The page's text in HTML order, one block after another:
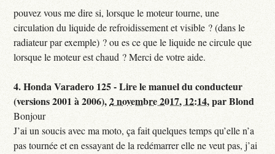
pouvez vous me dire si, lorsque le moteur tourne, une
circulation du liquide de refroidissement et visible ? (dans le
radiateur par exemple) ? ou es ce que le liquide ne circule que
lorsque le moteur est chaud ? Merci de votre aide.
4.Honda Varadero 125 - Lire le manuel du conducteur
(versions 2001 à 2006),2 novembre 2017, 12:14,parBlond
Bonjour
J’ai un soucis avec ma moto, ça fait quelques temps qu’elle n’a
pas tournée et en essayant de la redémarrer elle ne veut pas, j’ai